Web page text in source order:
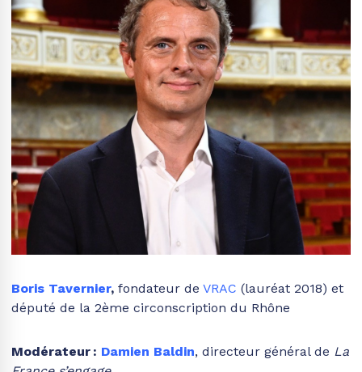
Boris Tavernier, fondateur de VRAC (lauréat 2018) et
député de la 2ème circonscription du Rhône
Modérateur : Damien Baldin, directeur général de La